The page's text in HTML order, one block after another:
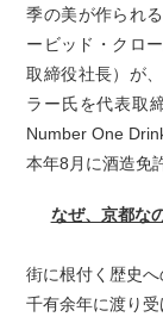
季の美が作られ
ービッド・クロ
取締役社長）が
ラー氏を代表取
Number One
本年8月に酒造免
なぜ、京都な
街に根付く歴史へ
千有余年に渡り受